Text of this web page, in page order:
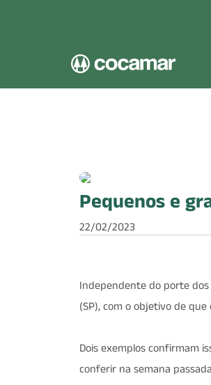
Pequenos e
22/02/2023
Independente do porte dos
(SP), com o objetivo de
Dois exemplos confirmam
conferir na semana